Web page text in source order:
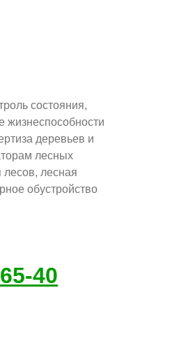
состояния,
деревьев и
лесных
лесов, лесная
обустройство
40